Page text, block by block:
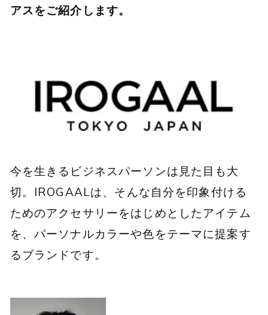
アスをご紹介します。
今を生きるビジネスパーソンは見た目も大
切。IROGAALは、そんな自分を印象付ける
ためのアクセサリーをはじめとしたアイテム
を、パーソナルカラーや色をテーマに提案す
るブランドです。